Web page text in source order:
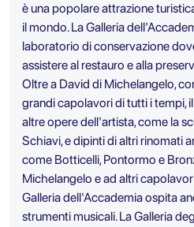
è una popolare attrazione
il mondo. La Galleria
laboratorio di conservazione
assistere al restauro e alla
Oltre a David di Michelangelo,
grandi capolavori di tutti i tempi,
altre opere dell'artista, come la
Schiavi, e dipinti di altri rinomati
come Botticelli, Pontormo e
Michelangelo e ad altri
Galleria dell'Accademia ospita
strumenti musicali. La Galleria